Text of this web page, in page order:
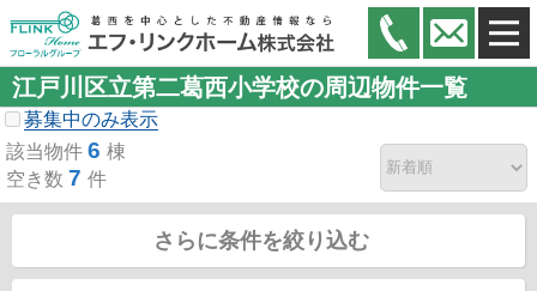
江戸川区立第二葛西小学校の周辺物件一覧
募集中のみ表示
該当物件 6 棟
空き数 7 件
さらに条件を絞り込む